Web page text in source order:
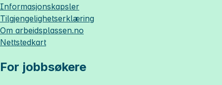
Informasjonskapsler
Tilgjengelighetserklæring
Om arbeidsplassen.no
Nettstedkart
For jobbsøkere